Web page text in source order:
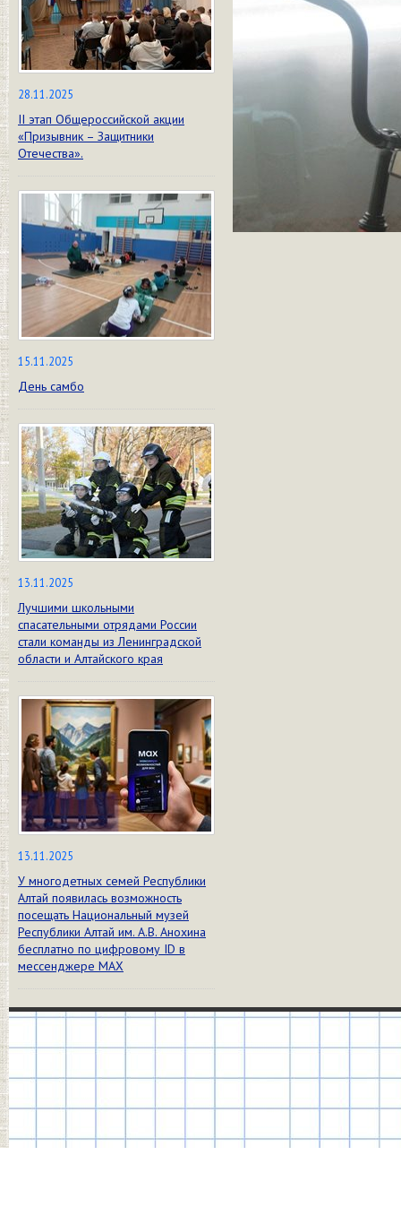
28.11.2025
II этап Общероссийской акции
«Призывник – Защитники
Отечества».
15.11.2025
День самбо
13.11.2025
Лучшими школьными
спасательными отрядами России
стали команды из Ленинградской
области и Алтайского края
13.11.2025
У многодетных семей Республики
Алтай появилась возможность
посещать Национальный музей
Республики Алтай им. А.В. Анохина
бесплатно по цифровому ID в
мессенджере МАХ